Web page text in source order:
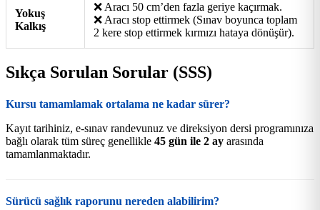
Yokuş
Kalkış
❌ Aracı 50 cm’den fazla geriye kaçırmak.
❌ Aracı stop ettirmek (Sınav boyunca toplam
2 kere stop ettirmek kırmızı hataya dönüşür).
Sıkça Sorulan Sorular (SSS)
Kursu tamamlamak ortalama ne kadar sürer?
Kayıt tarihiniz, e-sınav randevunuz ve direksiyon dersi programınıza
bağlı olarak tüm süreç genellikle 45 gün ile 2 ay arasında
tamamlanmaktadır.
Sürücü sağlık raporunu nereden alabilirim?